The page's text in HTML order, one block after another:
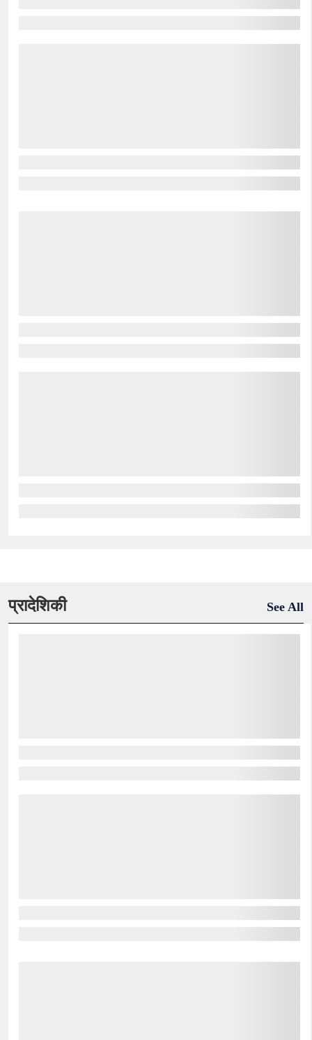
प्रादेशिकी See All